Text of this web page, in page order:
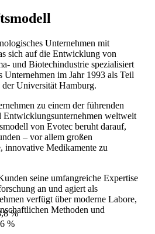
%
%
Unternehmen mit
sich auf die Entwicklung von
und Biotechindustrie spezialisiert
Unternehmen im Jahr 1993 als Teil
der Universität Hamburg.
zu einem der führenden
Entwicklungsunternehmen weltweit
von Evotec beruht darauf,
– vor allem großen
innovative Medikamente zu
seine umfangreiche Expertise
an und agiert als
verfügt über moderne Labore,
Methoden und